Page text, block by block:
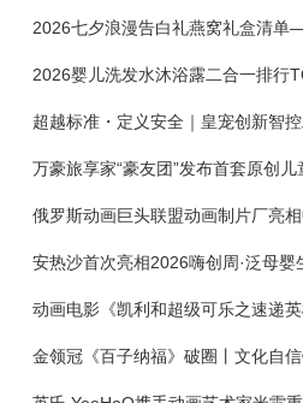
2026婴儿洗发水沐浴露二合一排行
超越标准・定义安全｜皇宠创新智
万豪旅享家“豪友团”发布首套原创